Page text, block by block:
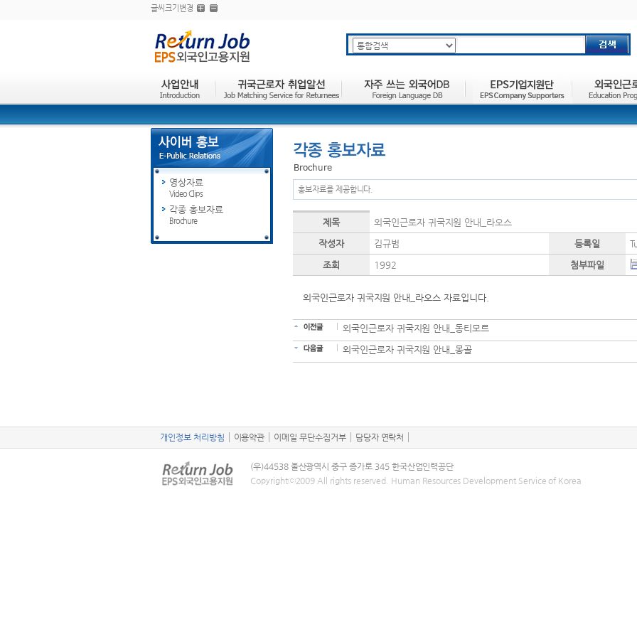
글씨크기변경
영상자료
Video Clips
각종 홍보자료
Brochure
홍보자료를 제공합니다.
제목
외국인근로자 귀국지원 안내_라오스
작성자
김규범 등록일
조회
1992 첨부파일
외국인근로자 귀국지원 안내_라오스 자료입니다.
외국인근로자 귀국지원 안내_동티모르
외국인근로자 귀국지원 안내_몽골
개인정보 처리방침 이용약관 이메일 무단수집거부 담당자 연락처
(우)44538 울산광역시 중구 종가로 345 한국산업인력공단
Copyrightⓒ2009 All rights reserved. Human Resources Development Service of Korea